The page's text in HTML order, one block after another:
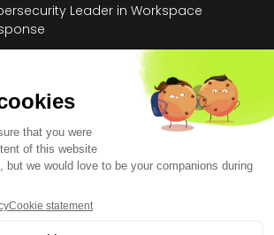
Leader in Workspace
cas Institution publique
utilisateur final